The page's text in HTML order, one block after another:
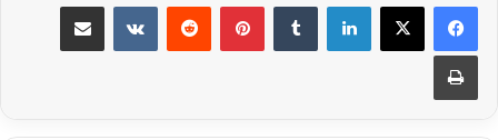
لينكدإن بينتيريست
طباعة